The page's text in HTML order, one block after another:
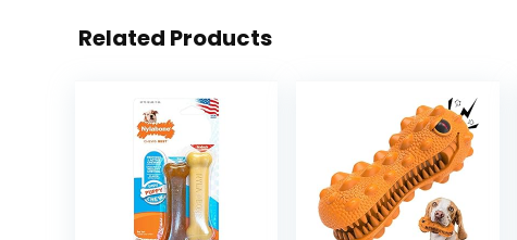
Related Products